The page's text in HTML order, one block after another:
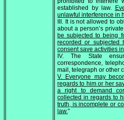
established by law.
unlawful interference in
III. It is not allowed to
about a person’s
be subjected to being
recorded or subjected
consent save activities
IV. The State
correspondence,
mail, telegraph or other
V. Everyone may
regards to him or her
a right to demand
collected in regards to
truth, is incomplete or
law."